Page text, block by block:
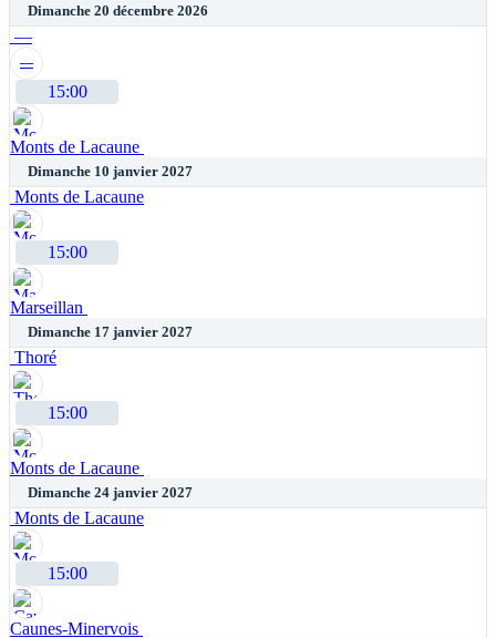
Dimanche 20 décembre 2026
—
—
15:00
Monts de Lacaune
Dimanche 10 janvier 2027
Monts de Lacaune
15:00
Marseillan
Dimanche 17 janvier 2027
Thoré
15:00
Monts de Lacaune
Dimanche 24 janvier 2027
Monts de Lacaune
15:00
Caunes-Minervois